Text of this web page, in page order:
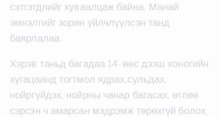
сэтгэгдлийг хуваалцаж байна. Манай
эмнэлгийг зорин үйлчлүүлсэн танд
баярлалаа.
Хэрэв таньд багадаа 14-өөс дээш хоногийн
хугацаанд тогтмол ядрах,сульдах,
нойргүйдэх, нойрны чанар багасах, өглөө
сэрсэн ч амарсан мэдрэмж төрөхгүй болох,